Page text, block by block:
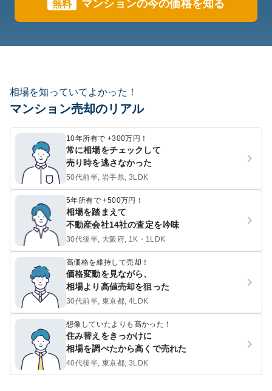
無料 マンションの今の価格を知る
相場を知っていてよかった！
マンション売却のリアル
10年所有で +300万円！
常に相場をチェックして
売り時を逃さなかった
50代前半, 岩手県, 3LDK
5年所有で +500万円！
相場を踏まえて
不動産会社14社の査定を吟味
30代後半, 大阪府, 1K・1LDK
高価格を維持して売却！
価格変動を見ながら、
相場より高値売却を狙った
30代前半, 東京都, 4LDK
想像していたよりも高かった！
住み替えをきっかけに
相場を調べたから高くで売れた
40代後半, 東京都, 3LDK